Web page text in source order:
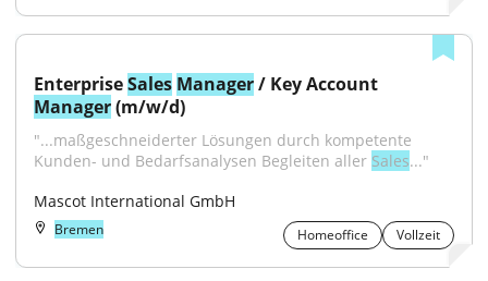
Enterprise Sales Manager
Manager (m/w/d)
"...maßgeschneiderter Lösungen durch kompetente
Kunden- und Bedarfsanalysen Begleiten aller Sales..."
Mascot International GmbH
Bremen Homeoffice Vollzeit